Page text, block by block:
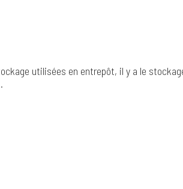
utilisées en entrepôt, il y a le